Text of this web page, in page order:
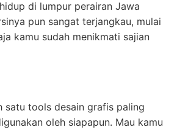
di lumpur perairan Jawa
pun sangat terjangkau, mulai
kamu sudah menikmati sajian
satu tools desain grafis paling
oleh siapapun. Mau kamu